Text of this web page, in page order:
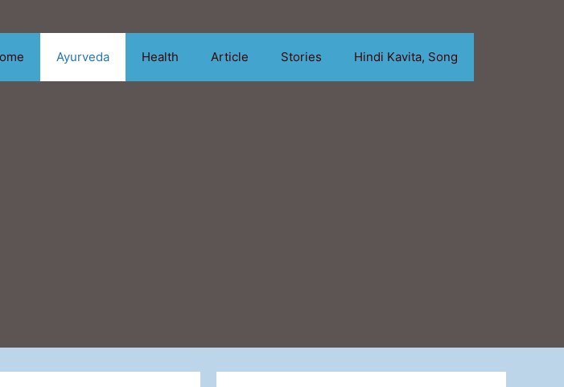
Ayurveda Health Article Stories Hindi Kavita, Song